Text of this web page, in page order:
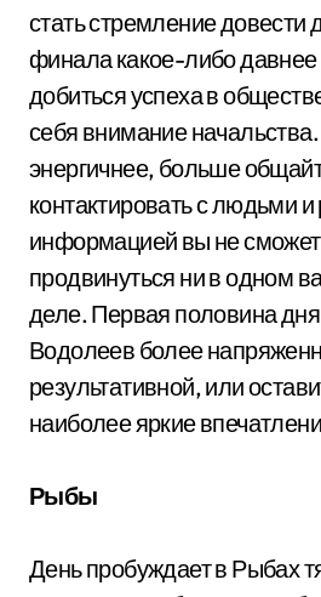
стать стремление довести
финала какое-либо
добиться успеха в
себя внимание
энергичнее, больше
контактировать с людьми и
информацией вы не
продвинуться ни в одном
деле. Первая половина дня
Водолеев более
результативной, или
наиболее яркие
Рыбы
День пробуждает в Рыбах